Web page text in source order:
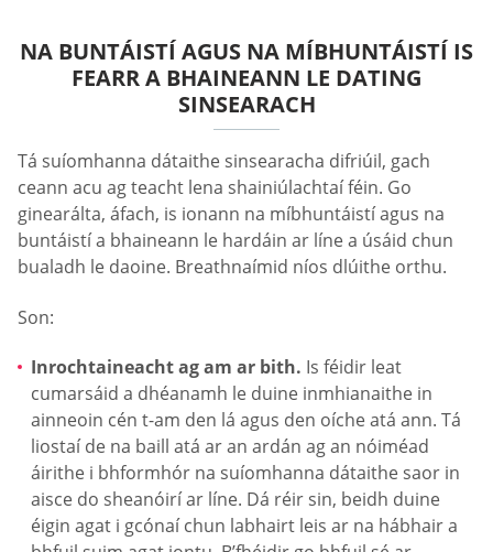
NA BUNTÁISTÍ AGUS NA MÍBHUNTÁISTÍ IS
FEARR A BHAINEANN LE DATING
SINSEARACH
Tá suíomhanna dátaithe sinsearacha difriúil, gach
ceann acu ag teacht lena shainiúlachtaí féin. Go
ginearálta, áfach, is ionann na míbhuntáistí agus na
buntáistí a bhaineann le hardáin ar líne a úsáid chun
bualadh le daoine. Breathnaímid níos dlúithe orthu.
Son:
Inrochtaineacht ag am ar bith. Is féidir leat
cumarsáid a dhéanamh le duine inmhianaithe in
ainneoin cén t-am den lá agus den oíche atá ann. Tá
liostaí de na baill atá ar an ardán ag an nóiméad
áirithe i bhformhór na suíomhanna dátaithe saor in
aisce do sheanóirí ar líne. Dá réir sin, beidh duine
éigin agat i gcónaí chun labhairt leis ar na hábhair a